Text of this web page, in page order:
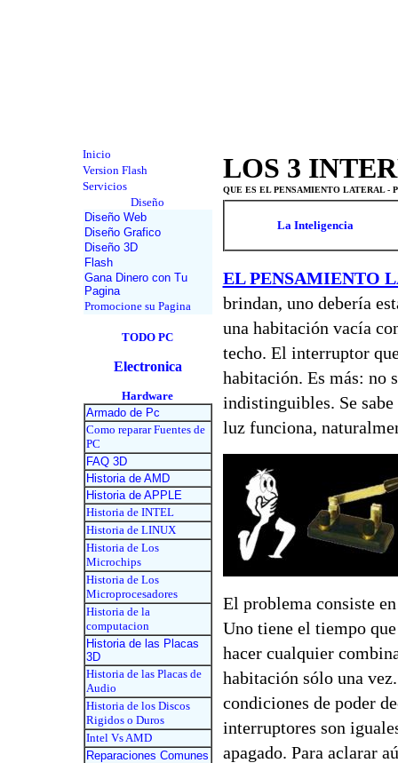
Inicio
Version Flash
Servicios
Diseño
Diseño Web
Diseño Grafico
Diseño 3D
Flash
Gana Dinero con Tu
Pagina
Promocione su Pagina
TODO PC
Electronica
Hardware
Armado de Pc
Como reparar Fuentes de
PC
FAQ 3D
Historia de AMD
Historia de APPLE
Historia de INTEL
Historia de LINUX
Historia de Los
Microchips
Historia de Los
Microprocesadores
Historia de la
computacion
Historia de las Placas
3D
Historia de las Placas de
Audio
Historia de los Discos
Rigidos o Duros
Intel Vs AMD
Reparaciones Comunes
LOS 3
QUE ES EL PENSAMIENTO LATERAL -
La Inteligencia
EL PENSAMIENTO
brindan, uno debería
una habitación vacía
techo. El interruptor
habitación. Es más: no
indistinguibles. Se
luz funciona,
El problema consiste
Uno tiene el tiempo
hacer cualquier
habitación sólo una
condiciones de poder
interruptores son
apagado. Para aclarar